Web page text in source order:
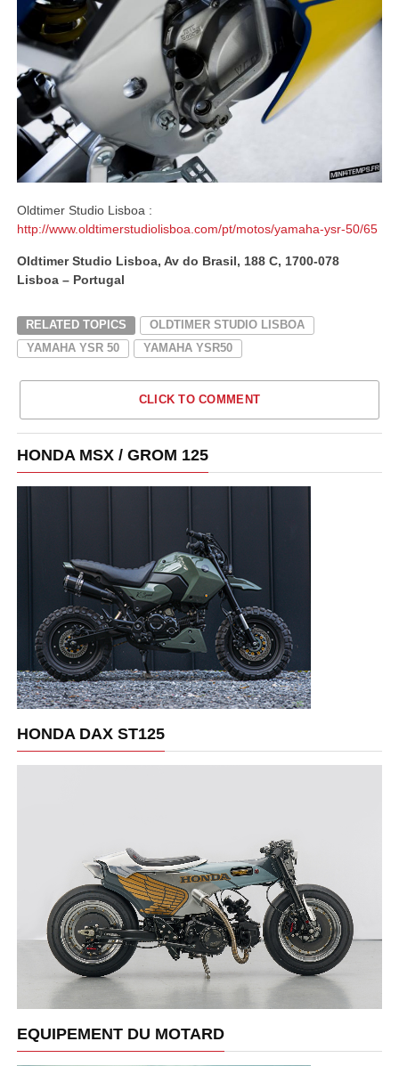
Oldtimer Studio Lisboa :
http://www.oldtimerstudiolisboa.com/pt/motos/yamaha-ysr-50/65
Oldtimer Studio Lisboa, Av do Brasil, 188 C, 1700-078
Lisboa – Portugal
RELATED TOPICS
OLDTIMER STUDIO LISBOA
YAMAHA YSR 50
YAMAHA YSR50
CLICK TO COMMENT
HONDA MSX / GROM 125
HONDA DAX ST125
EQUIPEMENT DU MOTARD